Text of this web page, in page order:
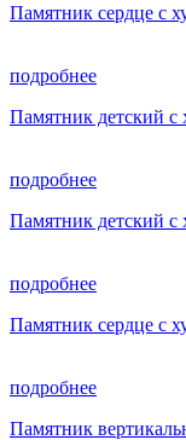
Памятник сердце с
подробнее
Памятник детский с
подробнее
Памятник детский с
подробнее
Памятник сердце с
подробнее
Памятник